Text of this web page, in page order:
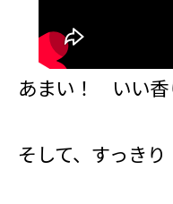
あまい！ いい香
そして、すっきり